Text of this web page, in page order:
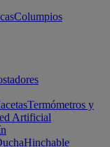
Columpios
Termómetros y
Artificial
Hinchable